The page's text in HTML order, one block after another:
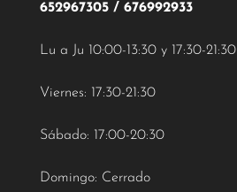
652967305/ 676992933
Lu a Ju 10:00-13:30 y 17:30-21:30
Viernes: 17:30-21:30
Sábado: 17:00-20:30
Domingo: Cerrado